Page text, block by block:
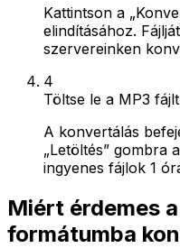
Kattintson a
elindításához.
szervereinken
4
Töltse le a MP3 fájlt
A konvertálás
„Letöltés” gombra
ingyenes fájlok 1
Miért érdemes
formátumba